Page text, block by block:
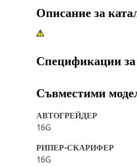
Описание за
Спецификации
Съвместими
АВТОГРЕЙДЕР
16G
РИПЕР-СКАРИФЕР
16G